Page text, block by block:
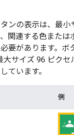
ンの表示は、最小
関連する色または
要があります。ボ
大サイズ 96 ピクセ
ています。
例